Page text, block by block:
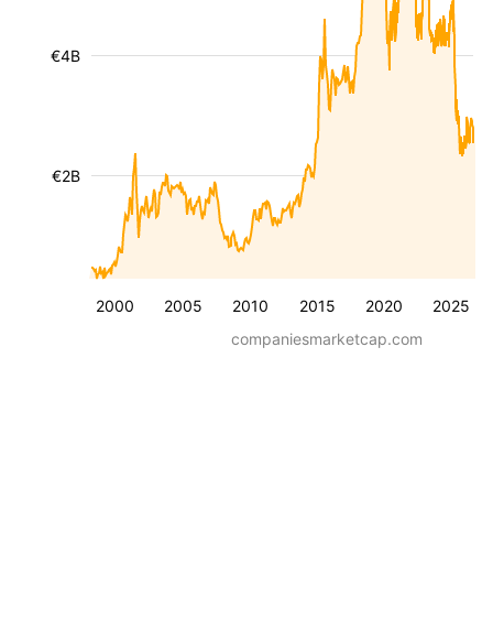
2000 2005 2010 2015 2020 2025
€2B
€4B
companiesmarketcap.com